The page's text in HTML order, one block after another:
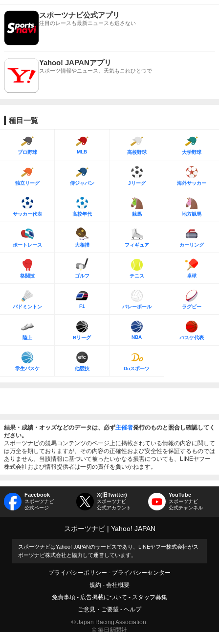
スポーツナビ公式アプリ
注目のレースも最新ニュースも逃さない
Yahoo! JAPANアプリ
スポーツ情報やニュース、天気もこれひとつで
種目一覧
プロ野球 MLB 高校野球 大学野球
独立リーグ 侍ジャパン Jリーグ 海外サッカー
サッカー代表 高校年代 競馬 地方競馬
ボートレース 大相撲 フィギュア カーリング
格闘技 ゴルフ テニス 卓球
バドミントン F1 バレーボール ラグビー
陸上 Bリーグ NBA バスケ代表
学生バスケ 他競技 Doスポーツ
結果・成績・オッズなどのデータは、必ず主催者発行のものと照合し確認してく
ださい。
スポーツナビの競馬コンテンツのページ上に掲載されている情報の内容に関して
は万全を期しておりますが、その内容の正確性および安全性を保証するものでは
ありません。当該情報に基づいて被ったいかなる損害についても、LINEヤフー
株式会社および情報提供者は一切の責任を負いかねます。
Facebook
スポーツナビ
公式ページ
X(旧Twitter)
スポーツナビ
公式アカウント
YouTube
スポーツナビ
公式チャンネル
スポーツナビ Yahoo! JAPAN
スポーツナビはYahoo! JAPANのサービスであり、LINEヤフー株式会社がス
ポーツナビ株式会社と協力して運営しています。
プライバシーポリシー
プライバシーセンター
規約
会社概要
免責事項
広告掲載について
スタッフ募集
ご意見・ご要望
ヘルプ
© Japan Racing Association.
© 毎日新聞社